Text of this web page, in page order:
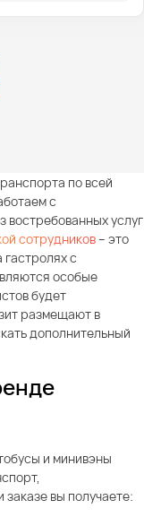
по всей
с
востребованных услуг
сотрудников– это
с
особые
будет
размещают в
дополнительный
и минивэны
вы получаете: